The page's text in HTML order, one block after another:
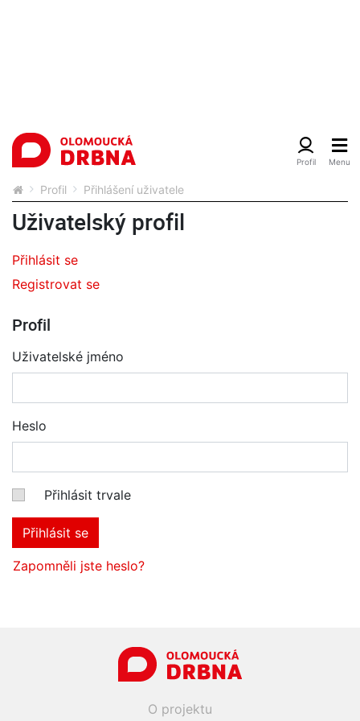
Profil Přihlášení uživatele
Uživatelský profil
Přihlásit se
Registrovat se
Profil
Uživatelské jméno
Heslo
Přihlásit trvale
Přihlásit se
Zapomněli jste heslo?
O projektu